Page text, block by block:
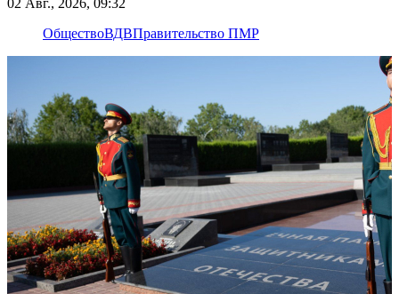
ОбществоВДВПравительство ПМР